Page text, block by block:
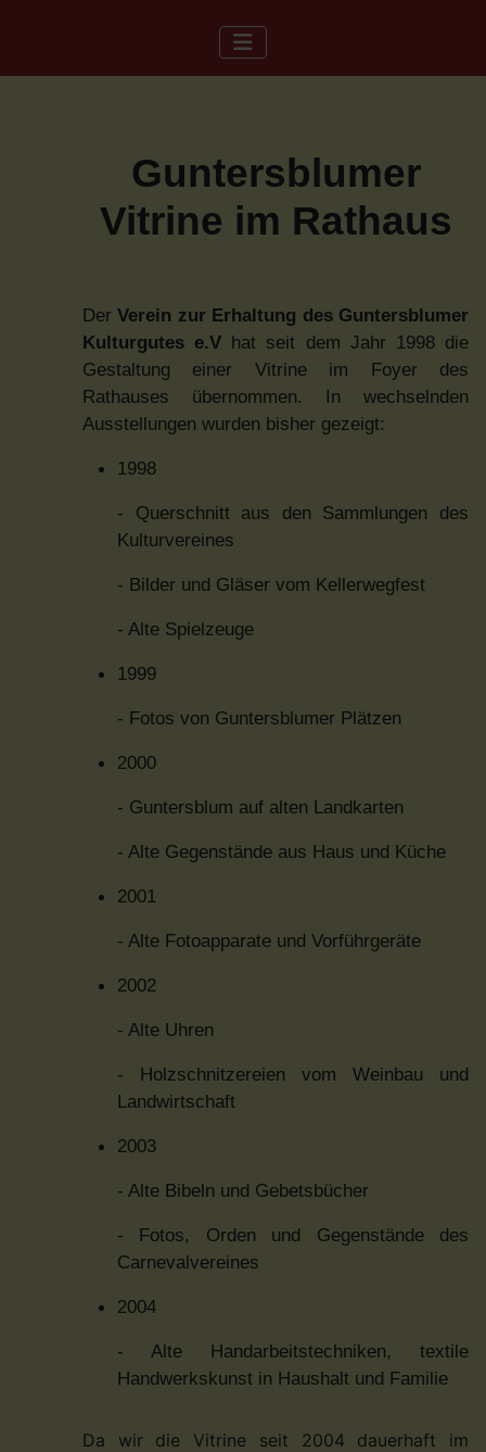
Guntersblumer
Vitrine im Rathaus
DerVerein zur Erhaltung des Guntersblumer
Kulturgutes e.V hat seit dem Jahr 1998 die
Gestaltung einer Vitrine im Foyer des
Rathauses übernommen. In wechselnden
Ausstellungen wurden bisher gezeigt:
1998
- Querschnitt aus den Sammlungen des
Kulturvereines
- Bilder und Gläser vom Kellerwegfest
- Alte Spielzeuge
1999
- Fotos von Guntersblumer Plätzen
2000
- Guntersblum auf alten Landkarten
- Alte Gegenstände aus Haus und Küche
2001
- Alte Fotoapparate und Vorführgeräte
2002
- Alte Uhren
- Holzschnitzereien vom Weinbau und
Landwirtschaft
2003
- Alte Bibeln und Gebetsbücher
- Fotos, Orden und Gegenstände des
Carnevalvereines
2004
- Alte Handarbeitstechniken, textile
Handwerkskunst in Haushalt und Familie
Da wir die Vitrine seit 2004 dauerhaft im